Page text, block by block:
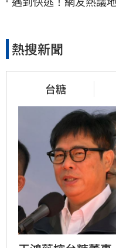
熱搜新聞
台糖